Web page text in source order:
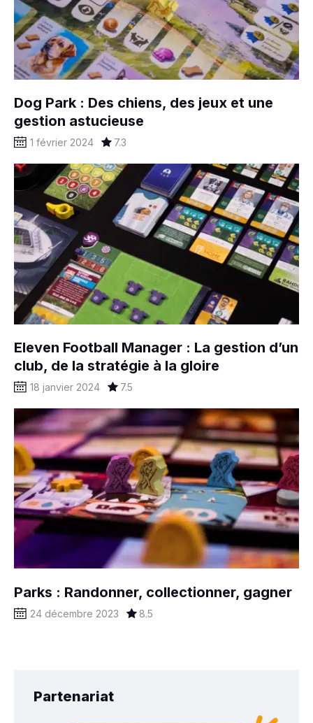
Dog Park : Des chiens, des jeux et une
gestion astucieuse
1 février 2024 7.3
Eleven Football Manager : La gestion d’un
club, de la stratégie à la gloire
18 janvier 2024 7.5
Parks : Randonner, collectionner, gagner
24 décembre 2023 8.5
Partenariat